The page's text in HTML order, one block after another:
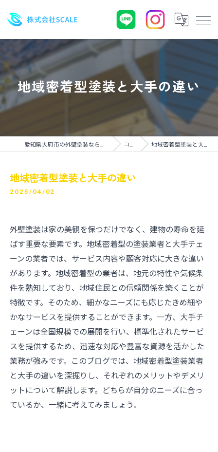
地域密着型塗装と大手の違い
コラム 地域密着型塗装と大手の違い
地域密着型塗装と大手の違い
2025/04/02
外壁塗装は家の美観を保つだけでなく、建物の寿命を延
ばす重要な要素です。地域密着型の塗装業者と大手チェ
ーンの業者では、サービス内容や顧客対応に大きな違い
があります。地域密着型の業者は、地元の特性や気候条
件を熟知しており、地域住民との信頼関係を築くことが
特徴です。そのため、細かなニーズにも応じたきめ細や
かなサービスを提供することができます。一方、大手チ
ェーンは全国規模での展開を行い、標準化されたサービ
スを提供するため、迅速な対応や豊富な資源を活かした
業務が強みです。このブログでは、地域密着型塗装業者
と大手の違いを深掘りし、それぞれのメリットやデメリ
ットについて解説します。どちらが自分のニーズに合っ
ているか、一緒に考えてみましょう。